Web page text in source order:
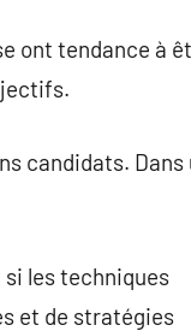
ont tendance à
candidats. Dans
les techniques
et de stratégies